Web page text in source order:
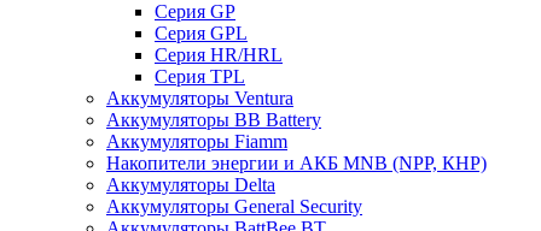
Cерия GP
Серия GPL
Серия HR/HRL
Серия TPL
Аккумуляторы Ventura
Аккумуляторы BB Battery
Аккумуляторы Fiamm
Накопители энергии и АКБ MNB (NPP, КНР)
Аккумуляторы Delta
Аккумуляторы General Security